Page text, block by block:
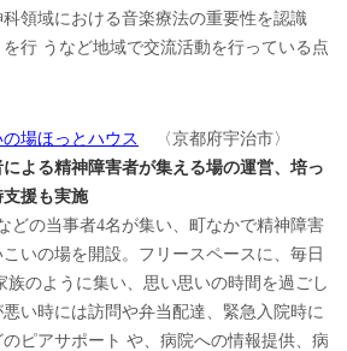
領域における音楽療法の重要性を認識
行 うなど地域で交流活動を行っている点
の場ほっとハウス
〈京都府宇治市〉
よる精神障害者が集える場の運営、培っ
援も実施
どの当事者4名が集い、町なかで精神障害
いの場を開設。フリースペースに、毎日
族のように集い、思い思いの時間を過ごし
い時には訪問や弁当配達、緊急入院時に
ピアサポート や、病院への情報提供、病